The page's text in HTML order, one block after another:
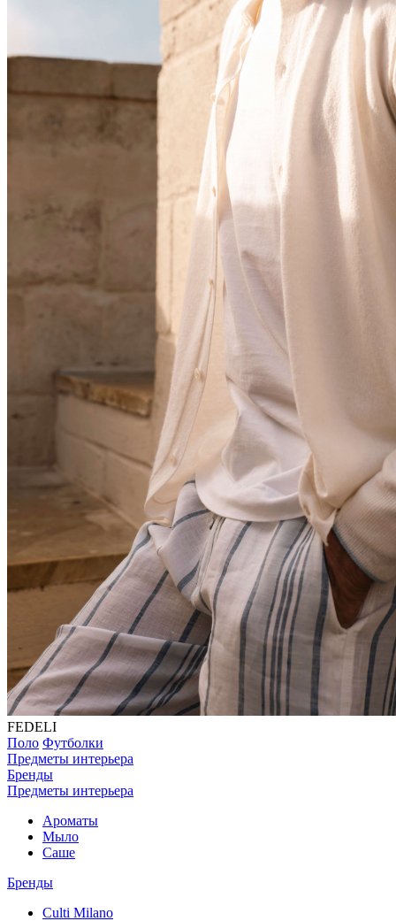
FEDELI
Поло Футболки
Предметы интерьера
Бренды
Предметы интерьера
Ароматы
Мыло
Саше
Бренды
Culti Milano